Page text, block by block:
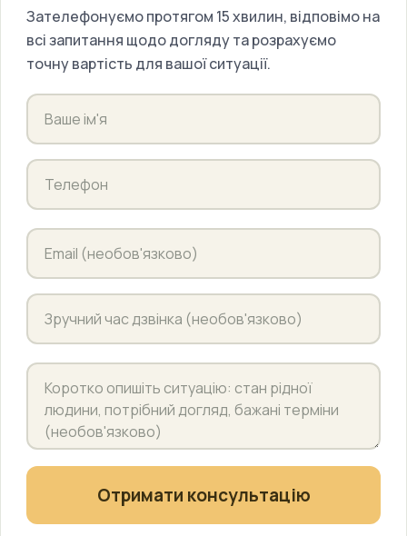
Зателефонуємо протягом 15 хвилин, відповімо на
всі запитання щодо догляду та розрахуємо
точну вартість для вашої ситуації.
Отримати консультацію